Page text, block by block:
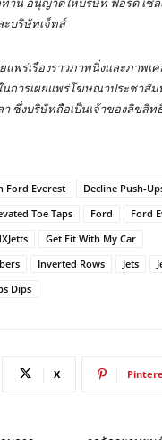
าน อนุญาตให้บริษัท ฟอร์ด เซล
ะบริษัทเจ็ทส์
แพร่เรื่องราวภาพนิ่งและภาพเ
นการเผยแพร่โฆษณาประชาสั
า ซึ่งบริษัทถือเป็นเจ้าของลิขสิ
Ford Everest
Decline Push-
Toe Taps Ford
Ford
Get Fit With My Car
Inverted Rows Jets
Dips
X